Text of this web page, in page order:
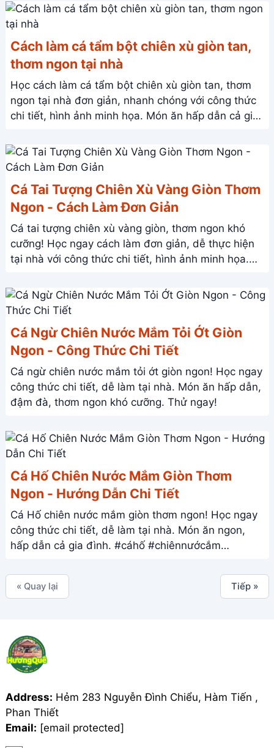
Cách làm cá tẩm bột chiên xù giòn tan,
thơm ngon tại nhà
Học cách làm cá tẩm bột chiên xù giòn tan, thơm
ngon tại nhà đơn giản, nhanh chóng với công thức
chi tiết, hình ảnh minh họa. Món ăn hấp dẫn cả gia
Cá Tai Tượng Chiên Xù Vàng Giòn Thơm
Ngon - Cách Làm Đơn Giản
Cá tai tượng chiên xù vàng giòn, thơm ngon khó
cưỡng! Học ngay cách làm đơn giản, dễ thực hiện
tại nhà với công thức chi tiết, hình ảnh minh họa.
Cá Ngừ Chiên Nước Mắm Tỏi Ớt Giòn
Ngon - Công Thức Chi Tiết
Cá ngừ chiên nước mắm tỏi ớt giòn ngon! Học ngay
công thức chi tiết, dễ làm tại nhà. Món ăn hấp dẫn,
đậm đà, thơm ngon khó cưỡng. Thử ngay!
Cá Hố Chiên Nước Mắm Giòn Thơm
Ngon - Hướng Dẫn Chi Tiết
Cá Hố chiên nước mắm giòn thơm ngon! Học ngay
công thức chi tiết, dễ làm tại nhà. Món ăn ngon,
hấp dẫn cả gia đình. #cáhố #chiênnướcắm
« Quay lại Tiếp »
Address: Hẻm 283 Nguyễn Đình Chiểu, Hàm Tiến ,
Phan Thiết
Email: [email protected]